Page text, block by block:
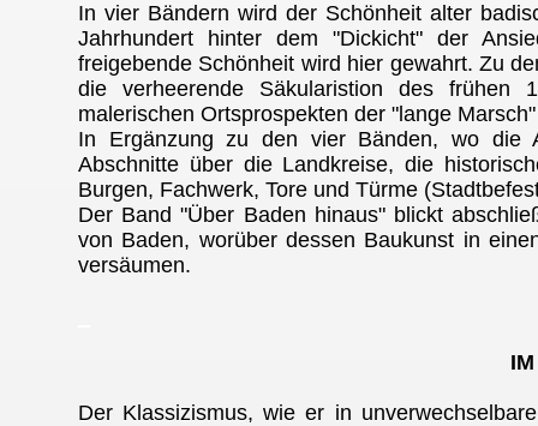
In vier Bändern wird der Schönheit alter
Jahrhundert hinter dem "Dickicht" der
freigebende Schönheit wird hier gewahrt. Zu
die verheerende Säkularistion des frühen
malerischen Ortsprospekten der "lange
In Ergänzung zu den vier Bänden, wo die
Abschnitte über die Landkreise, die
Burgen, Fachwerk, Tore und Türme
Der Band "Über Baden hinaus" blickt
von Baden, worüber dessen Baukunst in
versäumen.
Der Klassizismus, wie er in